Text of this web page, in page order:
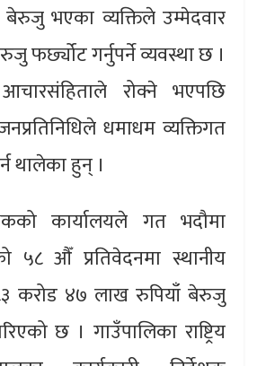
भएका व्यक्तिले उम्मेदवार
फर्छ्योट गर्नुपर्ने व्यवस्था छ ।
रोक्ने भएपछि
धमाधम व्यक्तिगत
थालेका हुन् ।
कार्यालयले गत भदौमा
५८ औँ प्रतिवेदनमा स्थानीय
करोड ४७ लाख रुपियाँ बेरुजु
छ । गाउँपालिका राष्ट्रिय